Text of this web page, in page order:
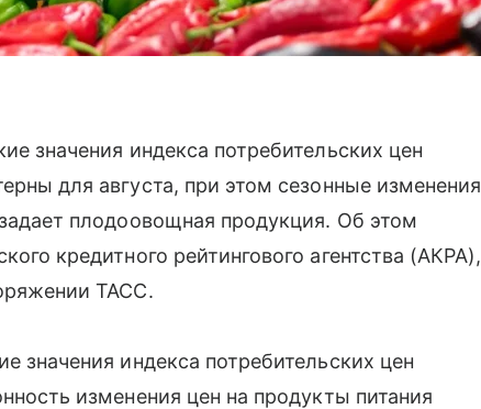
значения индекса потребительских цен
для августа, при этом сезонные изменения
плодоовощная продукция. Об этом
кредитного рейтингового агентства (АКРА),
ТАСС.
значения индекса потребительских цен
изменения цен на продукты питания